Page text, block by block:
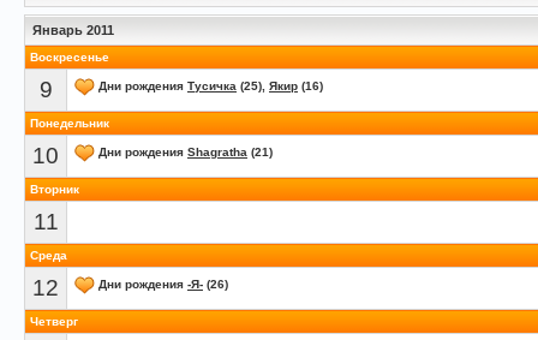
Январь 2011
Воскресенье
9 Дни рождения Тусичка (25), Якир (16)
Понедельник
10 Дни рождения Shagratha (21)
Вторник
11
Среда
12 Дни рождения -Я- (26)
Четверг